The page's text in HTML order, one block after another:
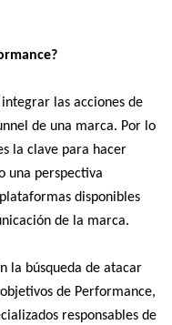
las acciones de
de una marca. Por lo
la clave para hacer
una perspectiva
disponibles
de la marca.
la búsqueda de atacar
de Performance,
responsables de